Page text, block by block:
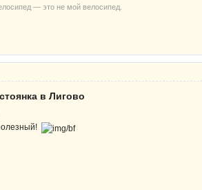
— это не мой велосипед.
в Лигово